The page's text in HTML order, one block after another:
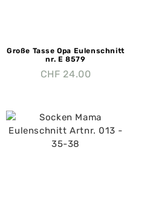
Große Tasse Opa Eulenschnitt
nr. E 8579
CHF 24.00